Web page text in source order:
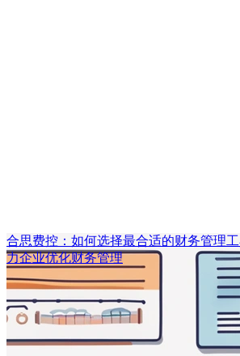
合思费控：如何选择最合适的财务管理
力企业优化财务管理